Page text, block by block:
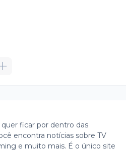
ficar por dentro das
encontra notícias sobre TV
e muito mais. É o único site